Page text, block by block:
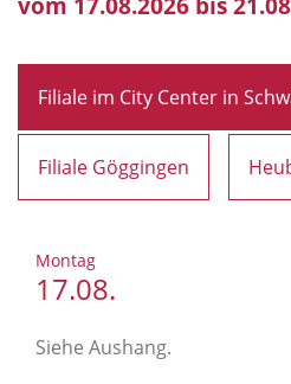
Filiale im City Center in
Filiale Göggingen
Montag
17.08.
Siehe Aushang.